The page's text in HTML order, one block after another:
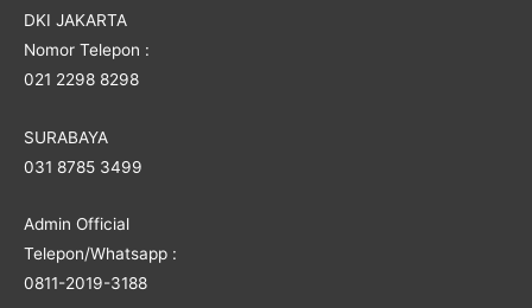
DKI JAKARTA
Nomor Telepon :
021 2298 8298
SURABAYA
031 8785 3499
Admin Official
Telepon/Whatsapp :
0811-2019-3188